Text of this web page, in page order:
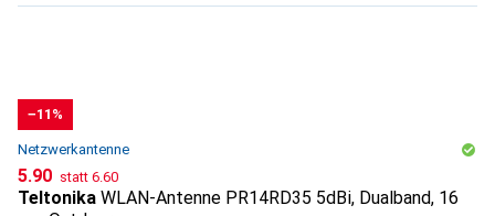
−11%
Netzwerkantenne
CHF
5.90 statt CHF
6.60
Teltonika WLAN-Antenne PR14RD35 5dBi, Dualband, 16